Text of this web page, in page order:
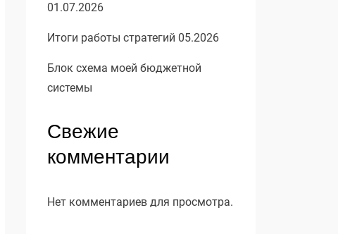
01.07.2026
Итоги работы стратегий 05.2026
Блок схема моей бюджетной
системы
Свежие
комментарии
Нет комментариев для просмотра.